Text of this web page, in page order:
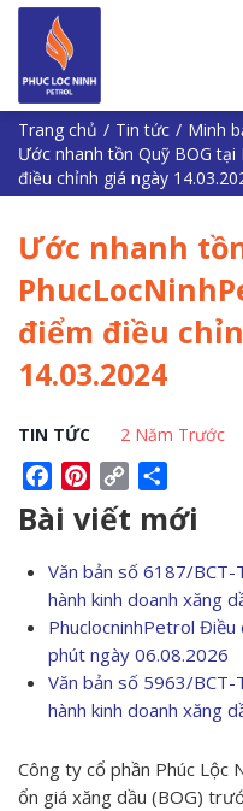
Trang chủ / Tin tức / Minh
Ước nhanh tồn Quỹ BOG
điều chỉnh giá ngày
Ước nhanh
điểm điều
14.03.2024
TIN TỨC 2 Năm Trước
FacebookPinterest
Copy
Bài viết mới
Văn bản số 6187/
hành kinh doanh xăng
PhuclocninhPetrol
phút ngày 06.08.2026
Văn bản số 5963/
hành kinh doanh xăng
Công ty cổ phần Phúc Lộc
ổn giá xăng dầu (BOG)